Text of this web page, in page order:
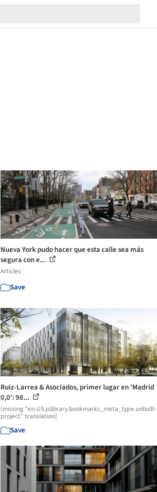
Nueva York pudo hacer que esta calle sea más
segura con e...
Articles
Save
Ruiz-Larrea & Asociados, primer lugar en 'Madrid
0,0': 98...
[missing "en-US.jslibrary.bookmarks_meta_type.unbuilt-
project" translation]
Save